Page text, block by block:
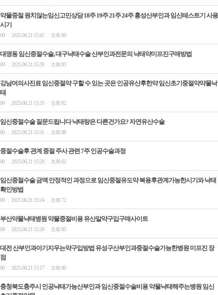
약물중절 원치않는임신고민상담 18주 19주 21주 24주 홍성산부인과 임신테스트기 사용
시기
00 2025.06.21 15:42 조회 80
대명동 임신중절수술, 대구낙태수술 산부인과전문의 낙태약미프진구매방법
00 2025.06.21 15:39 조회 93
강남여의사진료 임신중절약 구할 수 있는 곳은 인공유산후한약 임신초기중절약약물낙
태
00 2025.06.21 15:35 조회 82
임신중절수술 질문드립니다 낙태랑은 다른건가요? 자연유산수술
00 2025.06.21 15:31 조회 88
중절수술후 관계 중절 주사 관련 7주 인공수술과정
00 2025.06.21 15:28 조회 62
임신중절수술 금액 안정적인 과정으로 임신중절유도약 복용후관계가능한시기와 낙태
확인방법
00 2025.06.21 15:24 조회 72
부산약물낙태병원 약물중절비용 유산알약구입구매사이트
00 2025.06.21 15:20 조회 85
대전 산부인과아기지우는약구입방법 유성구산부인과중절수술가능한병원 미­프진 장
점
00 2025.06.21 15:17 조회 80
충청북도충주시 인공낙태가능산부인과 임신중절수술비용 약물낙태해주는병원 임신